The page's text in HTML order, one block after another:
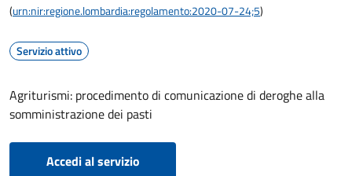
(urn:nir:regione.lombardia:regolamento:2020-07-24;5)
Servizio attivo
Agriturismi: procedimento di comunicazione di deroghe alla
somministrazione dei pasti
Accedi al servizio